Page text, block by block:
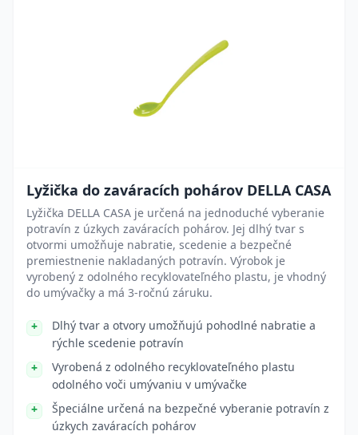
Lyžička do zaváracích pohárov DELLA CASA
Lyžička DELLA CASA je určená na jednoduché vyberanie
potravín z úzkych zaváracích pohárov. Jej dlhý tvar s
otvormi umožňuje nabratie, scedenie a bezpečné
premiestnenie nakladaných potravín. Výrobok je
vyrobený z odolného recyklovateľného plastu, je vhodný
do umývačky a má 3-ročnú záruku.
Dlhý tvar a otvory umožňujú pohodlné nabratie a
rýchle scedenie potravín
Vyrobená z odolného recyklovateľného plastu
odolného voči umývaniu v umývačke
Špeciálne určená na bezpečné vyberanie potravín z
úzkych zaváracích pohárov